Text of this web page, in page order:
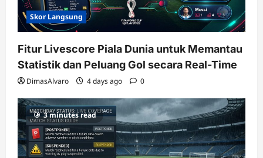
Skor Langsung
Fitur Livescore Piala Dunia untuk Memantau
Statistik dan Peluang Gol secara Real-Time
DimasAlvaro 4 days ago 0
3 minutes read